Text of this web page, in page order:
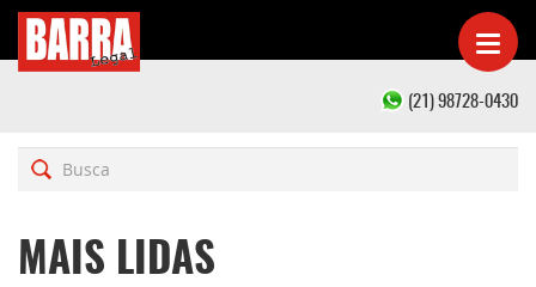
(21) 98728-0430
MAIS LIDAS